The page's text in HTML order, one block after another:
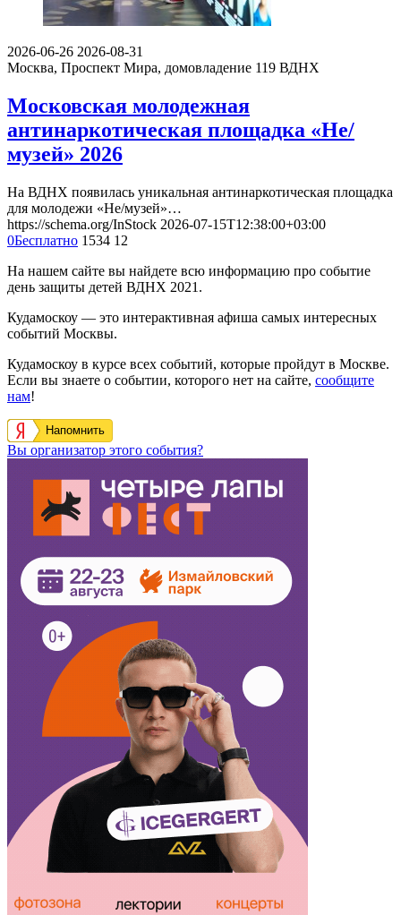
2026-06-26 2026-08-31
Москва, Проспект Мира, домовладение 119 ВДНХ
Московская молодежная
антинаркотическая площадка «Не/
музей» 2026
На ВДНХ появилась уникальная антинаркотическая площадка
для молодежи «Не/музей»…
https://schema.org/InStock 2026-07-15T12:38:00+03:00
0Бесплатно 1534 12
На нашем сайте вы найдете всю информацию про событие
день защиты детей ВДНХ 2021.
Кудамоскоу — это интерактивная афиша самых интересных
событий Москвы.
Кудамоскоу в курсе всех событий, которые пройдут в Москве.
Если вы знаете о событии, которого нет на сайте, сообщите
нам!
Напомнить
Вы организатор этого события?